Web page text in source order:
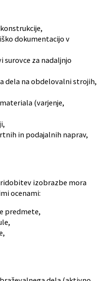
dokumentacijo v
za nadaljnjo
dela na obdelovalni strojih,
(varjenje,
in podajalnih naprav,
izobrazbe mora
ocenami:
predmete,